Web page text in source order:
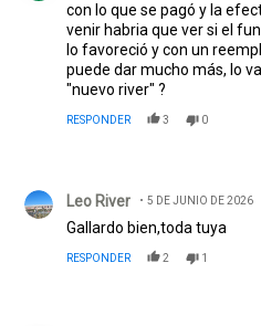
con lo que se pagó y la
venir habria que ver si el
lo favoreció y con un
puede dar mucho más, lo
"nuevo river" ?
RESPONDER 3 0
Leo River 5 DE JUNIO DE 2026
Gallardo bien,toda tuya
RESPONDER 2 1